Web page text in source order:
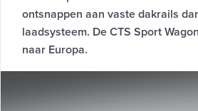
ontsnappen aan vaste dakrails
laadsysteem. De CTS Sport
naar Europa.